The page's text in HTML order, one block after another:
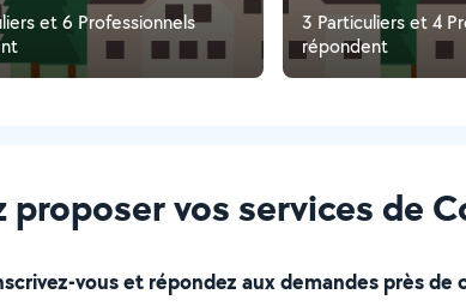
et 6 Professionnels
3 Particuliers et 4
répondent
proposer vos services de
vous et répondez aux demandes près de